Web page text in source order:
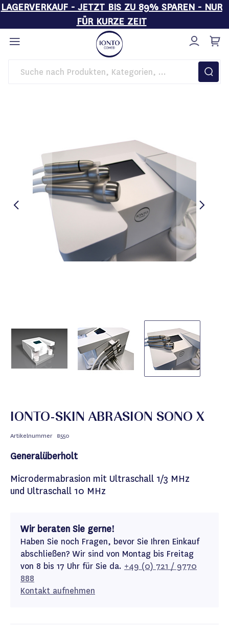
LAGERVERKAUF - JETZT BIS ZU 89% SPAREN - NUR
FÜR KURZE ZEIT
Direkt
zum
Inhalt
Startseite Kosmetikgeräte IONTO-SKIN ABRASION Sono X
IONTO-SKIN ABRASION SONO X
Artikelnummer 8550
Generalüberholt
Microdermabrasion mit Ultraschall 1/3 MHz
und Ultraschall 10 MHz
Wir beraten Sie gerne!
Haben Sie noch Fragen, bevor Sie Ihren Einkauf
abschließen? Wir sind von Montag bis Freitag
von 8 bis 17 Uhr für Sie da. +49 (0) 721 / 9770
888
Kontakt aufnehmen